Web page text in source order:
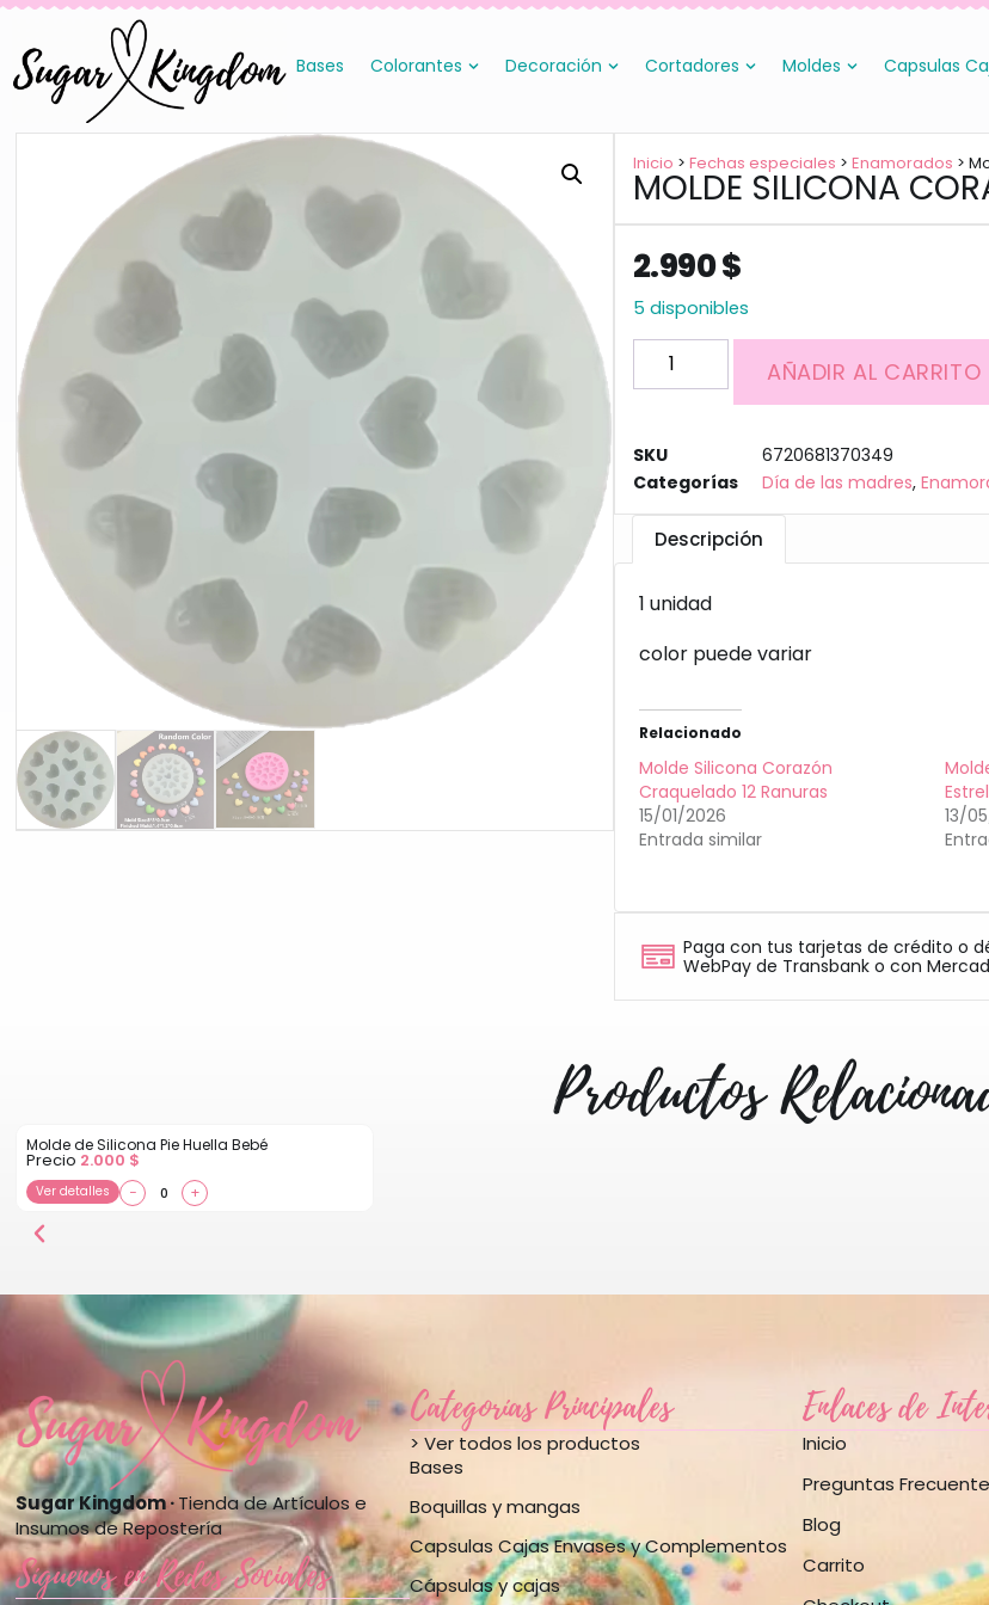
Bases Colorantes Decoración Cortadores Moldes Capsulas
Inicio > Fechas especiales > Enamorados >
MOLDE SILICONA
2.990$
5 disponibles
AÑADIR AL CARRITO
SKU
6720681370349
Categorías
Día de las madres,
Descripción
1 unidad
color puede variar
Relacionado
Molde Silicona Corazón
Craquelado 12 Ranuras
15/01/2026
Entrada similar
13/
Paga con tus tarjetas de crédito o
WebPay de Transbank o con
Productos
Molde de Silicona Pie Huella Bebé
Precio 2.000 $
Ver detalles − +
Sugar Kingdom ·Tienda de Artículos e
Insumos de Repostería
Síguenos en Redes Sociales
Categorías Principales
> Ver todos los productos
Bases
Boquillas y mangas
Capsulas Cajas Envases y Complementos
Cápsulas y cajas
Enlaces de
Inicio
Preguntas
Blog
Carrito